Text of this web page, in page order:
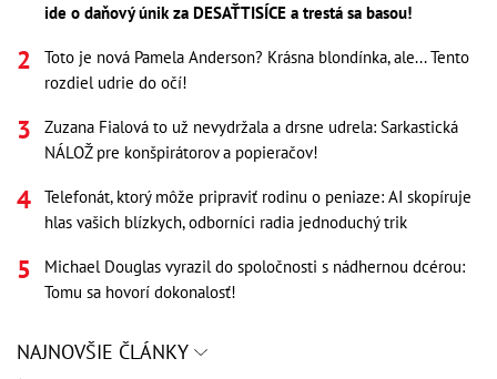
ide o daňový únik za DESAŤTISÍCE a trestá sa basou!
Toto je nová Pamela Anderson? Krásna blondínka, ale... Tento
rozdiel udrie do očí!
Zuzana Fialová to už nevydržala a drsne udrela: Sarkastická
NÁLOŽ pre konšpirátorov a popieračov!
Telefonát, ktorý môže pripraviť rodinu o peniaze: AI skopíruje
hlas vašich blízkych, odborníci radia jednoduchý trik
Michael Douglas vyrazil do spoločnosti s nádhernou dcérou:
Tomu sa hovorí dokonalosť!
NAJNOVŠIE ČLÁNKY